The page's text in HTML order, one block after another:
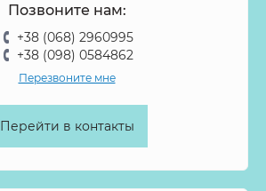
Позвоните нам:
+38 (068) 2960995
+38 (098) 0584862
Перезвоните мне
Перейти в контакты